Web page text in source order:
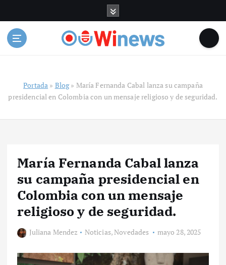
n
Portada » Blog» María Fernanda Cabal lanza su campaña
presidencial en Colombia con un mensaje religioso y de seguridad.
María Fernanda Cabal lanza
su campaña presidencial en
Colombia con un mensaje
religioso y de seguridad.
Juliana Mendez Noticias,Novedades mayo 28, 2025